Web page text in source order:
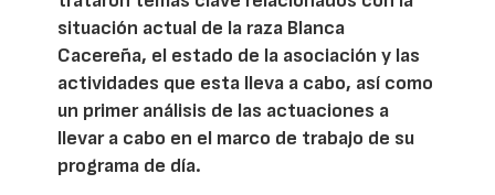
situación actual de la raza Blanca
Cacereña, el estado de la asociación y las
actividades que esta lleva a cabo, así como
un primer análisis de las actuaciones a
llevar a cabo en el marco de trabajo de su
programa de día.